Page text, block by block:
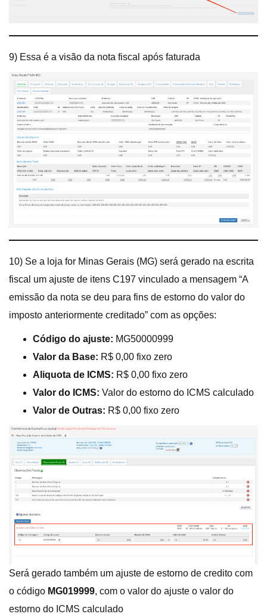
9) Essa é a visão da nota fiscal após faturada
10) Se a loja for Minas Gerais (MG) será gerado na escrita
fiscal um ajuste de itens C197 vinculado a mensagem “A
emissão da nota se deu para fins de estorno do valor do
imposto anteriormente creditado” com as opções:
Código do ajuste: MG50000999
Valor da Base: R$ 0,00 fixo zero
Aliquota de ICMS: R$ 0,00 fixo zero
Valor do ICMS: Valor do estorno do ICMS calculado
Valor de Outras: R$ 0,00 fixo zero
Será gerado também um ajuste de estorno de credito com
o código MG019999, com o valor do ajuste o valor do
estorno do ICMS calculado